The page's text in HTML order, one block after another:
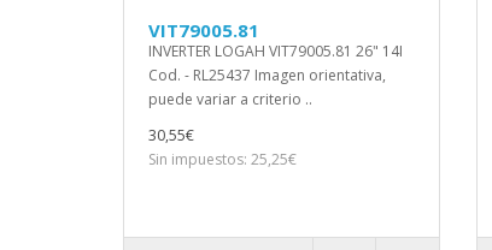
VIT79005.81
INVERTER LOGAH VIT79005.81 26" 14I
Cod. - RL25437 Imagen orientativa,
puede variar a criterio ..
30,55€
Sin impuestos: 25,25€